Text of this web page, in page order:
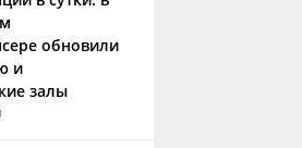
обновили
и
залы